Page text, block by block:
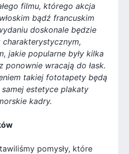
filmu, którego akcja
bądź francuskim
doskonale będzie
jakie popularne były kilka
ponownie wracają do łask.
takiej fototapety będą
estetyce plakaty
kadry.
pomysły, które